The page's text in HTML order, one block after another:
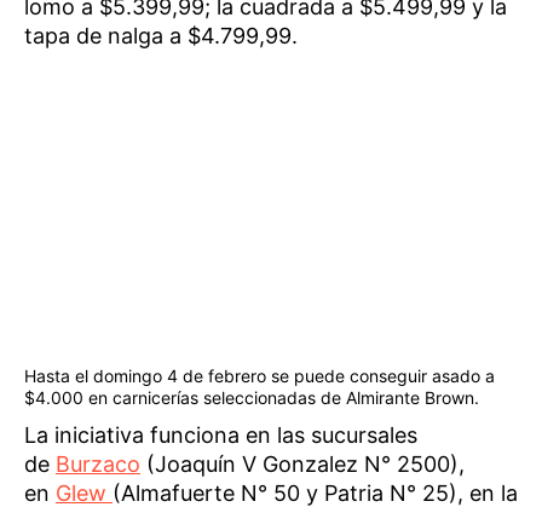
lomo a $5.399,99; la cuadrada a $5.499,99 y la
tapa de nalga a $4.799,99.
Hasta el domingo 4 de febrero se puede conseguir asado a
$4.000 en carnicerías seleccionadas de Almirante Brown.
La iniciativa funciona en las sucursales
de Burzaco (Joaquín V Gonzalez N° 2500),
en Glew (Almafuerte N° 50 y Patria N° 25), en la